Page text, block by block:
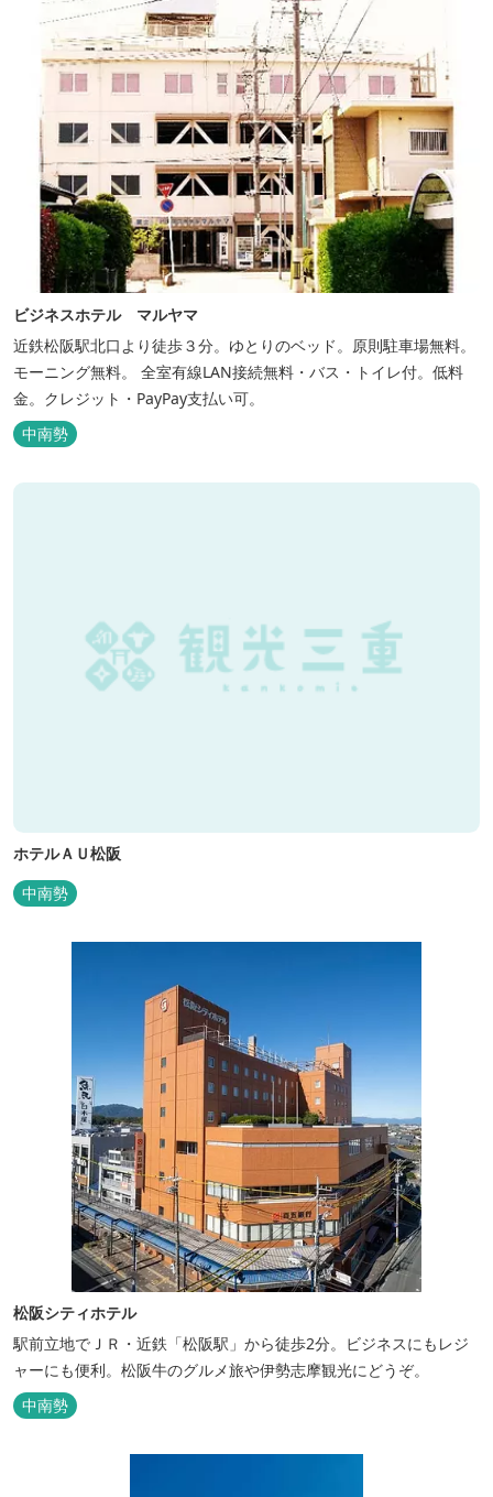
ビジネスホテル マルヤマ
近鉄松阪駅北口より徒歩３分。ゆとりのベッド。原則駐車場無料。
モーニング無料。 全室有線LAN接続無料・バス・トイレ付。低料
金。クレジット・PayPay支払い可。
中南勢
ホテルＡＵ松阪
中南勢
松阪シティホテル
駅前立地でＪＲ・近鉄「松阪駅」から徒歩2分。ビジネスにもレジ
ャーにも便利。松阪牛のグルメ旅や伊勢志摩観光にどうぞ。
中南勢